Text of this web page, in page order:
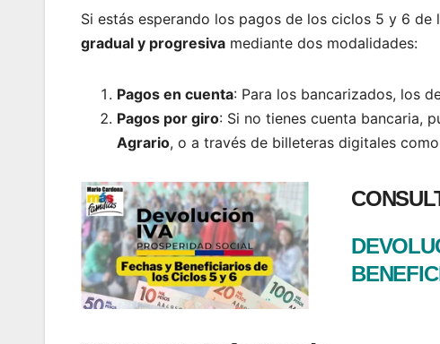
Si estás esperando los pagos de los ciclos 5 y 6 de
gradual y progresiva mediante dos modalidades:
Pagos en cuenta: Para los bancarizados, los
Pagos por giro: Si no tienes cuenta bancaria,
Agrario, o a través de billeteras digitales como